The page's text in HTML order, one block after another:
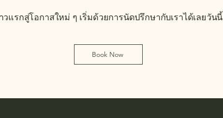
วแรกสู่โอกาสใหม่ ๆ เริ่มด้วยการนัดปรึกษากับเราได้เลยวันนี้
Book Now